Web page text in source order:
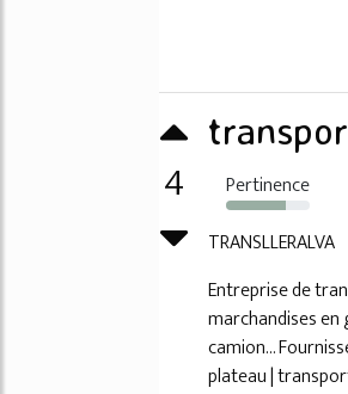
4 Pertinence
71%
TRANSLLERALVA
Entreprise de
marchandises
camion...
plateau |